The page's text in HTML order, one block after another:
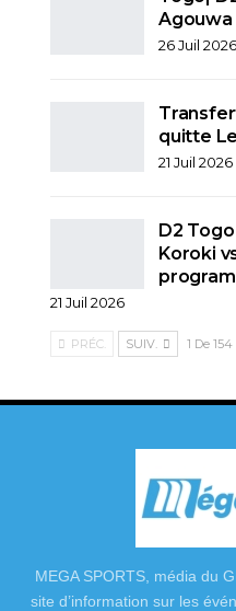
Agouwa
26 Juil 2026
quitte
21 Juil 2026
D2
Koroki
21 Juil 2026
PRÉC. SUIV. 1 De 154
MEGA SPORTS, média du
site d’information sur les